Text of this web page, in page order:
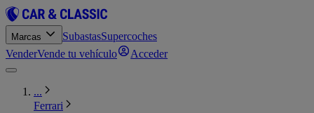
Marcas SubastasSupercoches
VenderVende tu vehículo Acceder
...
Ferrari